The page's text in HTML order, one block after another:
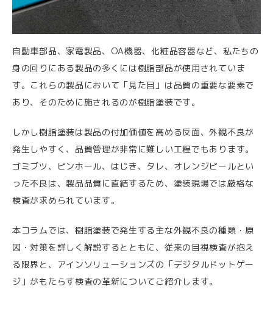
自動車部品、家電製品、OA機器、化粧品容器など、私たちの
身の回りにある製品の多くには樹脂部品が使用されていま
す。これらの製品において「見た目」は品質の重要な要素で
あり、そのために施されるのが樹脂塗装です。
しかし樹脂塗装は製品の付加価値を高める反面、外観不良が
発生しやすく、品質管理が非常に難しい工程でもあります。
ゴミブツ、ピンホール、はじき、タレ、オレンジピールとい
った不良は、製品品質に直結するため、塗装現場では厳格な
検査が求められています。
本コラムでは、樹脂塗装で発生する主な外観不良の種類・原
因・対策を詳しく解説するとともに、従来の目視検査が抱え
る限界と、アインソリューションズの「デジタルドットゲー
ジ」がもたらす検査の革新についてご紹介します。